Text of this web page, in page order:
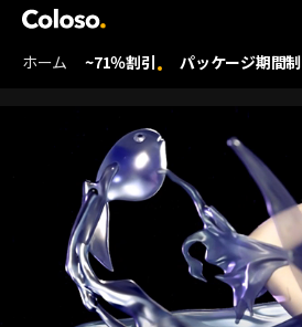
Coloso. | コロソ.
Coloso Menu
ホーム ~71％割引 パッケージ期間制